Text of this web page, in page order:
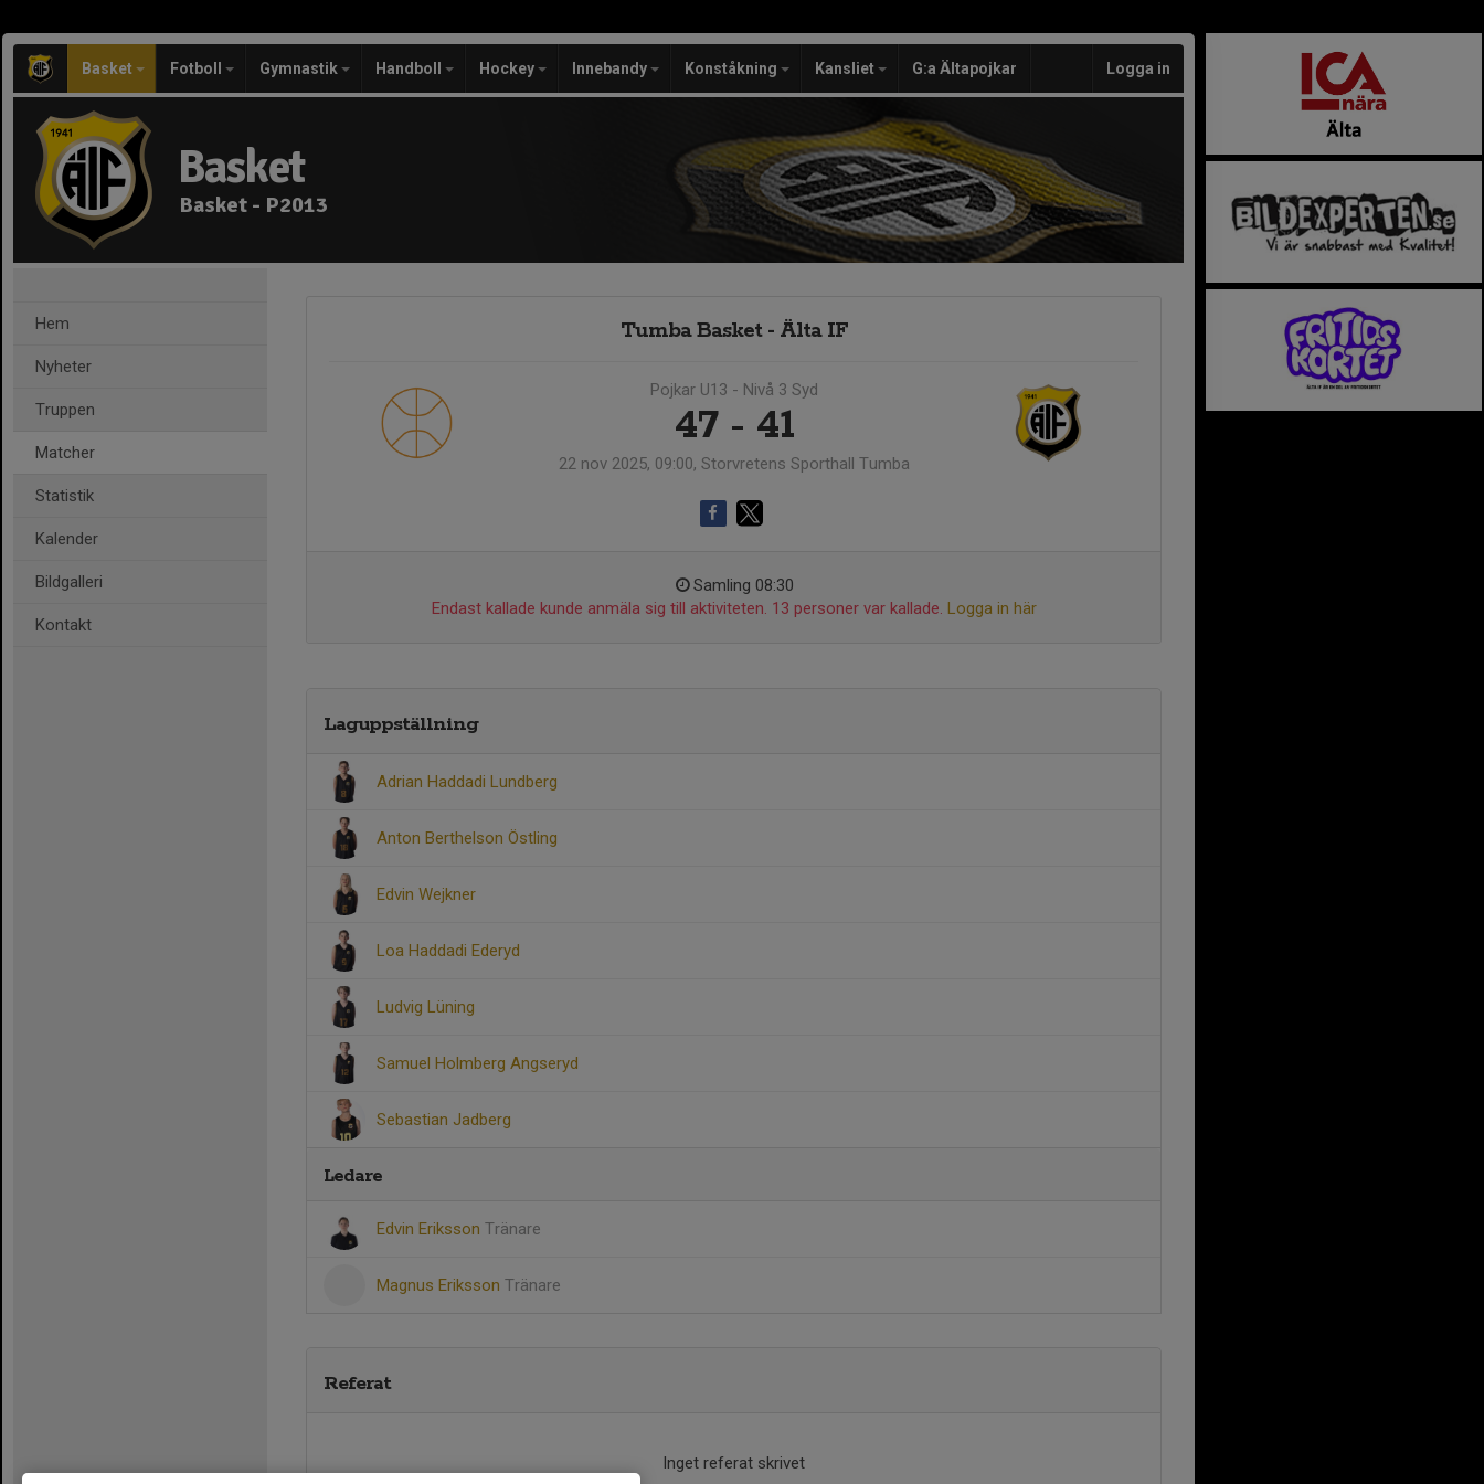
Basket Fotboll Gymnastik Handboll Hockey Innebandy Konståkning Kansliet G:a Ältapojkar Logga in
Basket
Basket - P2013
Hem
Nyheter
Truppen
Matcher
Statistik
Kalender
Bildgalleri
Kontakt
Tumba Basket - Älta IF
Pojkar U13 - Nivå 3 Syd
47 - 41
22 nov 2025, 09:00, Storvretens Sporthall Tumba
Samling 08:30
Endast kallade kunde anmäla sig till aktiviteten. 13 personer var kallade. Logga in här
Laguppställning
Adrian Haddadi Lundberg
Anton Berthelson Östling
Edvin Wejkner
Loa Haddadi Ederyd
Ludvig Lüning
Samuel Holmberg Angseryd
Sebastian Jadberg
Ledare
Edvin Eriksson Tränare
Magnus Eriksson Tränare
Referat
Inget referat skrivet